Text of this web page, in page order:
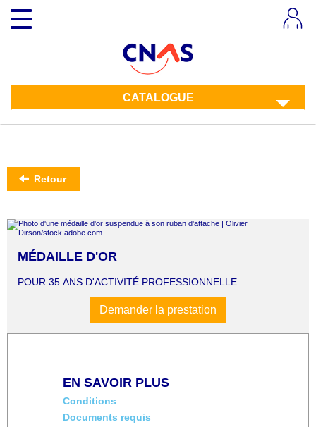
contenu
principal
Toggle
navigation
CATALOGUE
Retour
MÉDAILLE D'OR
POUR 35 ANS D'ACTIVITÉ PROFESSIONNELLE
Demander la prestation
EN SAVOIR PLUS
Conditions
Documents requis